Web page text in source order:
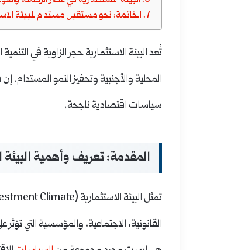
الخاتمة: نحو مستقبل مستدام للبيئة
تُعد البيئة الاستثمارية حجر الزاوية في
المحلية والأجنبية وتحفيز النمو المستدام.
سياسات اقتصادية ناجحة.
المقدمة: تعريف وأهمية البيئة
القانونية، الاجتماعية، والمؤسسية التي